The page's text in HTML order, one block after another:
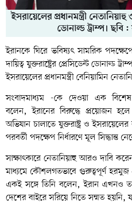
ইসরায়েলের প্রধানমন্ত্রী নেতানিয়াহু
ডোনাল্ড ট্রাম্প। ছবি
ইরানকে ঘিরে ভবিষ্যৎ সামরিক
দায়িত্ব যুক্তরাষ্ট্রের প্রেসিডেন্টডোনাল্ড
ইসরায়েলের প্রধানমন্ত্রী বেনিয়ামিন
সংবাদমাধ্যম -কে দেওয়া এক বিশেষ
বলেন, ইরানের বিরুদ্ধে প্রয়োজন হলে
অভিযান চালাতে যুক্তরাষ্ট্র ও ইসরায়েলের
পরবর্তী পদক্ষেপ নির্ধারণে মূল সিদ্ধান্ত
সাক্ষাৎকারে নেতানিয়াহু আরও দাবি
মাধ্যমে কৌশলগতভাবে গুরুত্বপূর্ণহরমুজ
একই সঙ্গে তিনি বলেন, ইরান এখনও
দেশের বাইরে সরিয়ে নিতে সম্মত হয়নি,